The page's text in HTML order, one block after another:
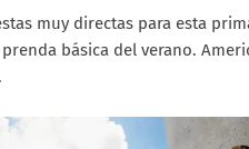
muy directas para esta
básica del verano.